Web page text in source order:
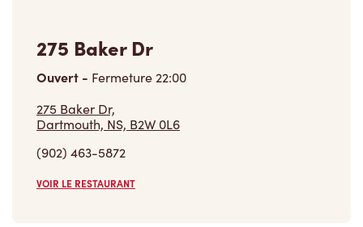
275 Baker Dr
Ouvert - Fermeture22:00
275 Baker Dr,
Dartmouth, NS, B2W 0L6
(902) 463-5872
VOIR LE RESTAURANT